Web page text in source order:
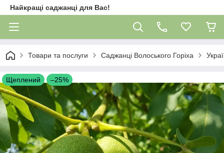
Найкращі саджанці для Вас!
Товари та послуги Саджанці Волоського Горіха
Щеплений –25%